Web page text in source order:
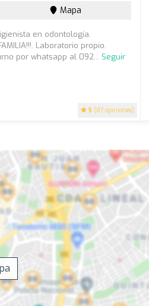
5 (87 opiniones)
Mapa
en odontología.
Laboratorio propio.
por whatsapp al 092... Seguir